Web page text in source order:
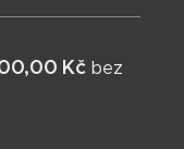
Kč bez